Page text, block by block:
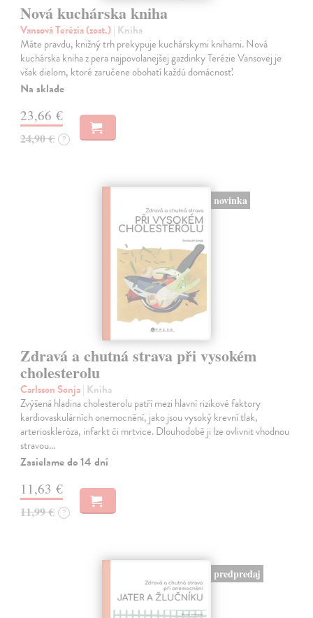
Nová kuchárska kniha
Vansová Terézia (zost.)| Kniha
Máte pravdu, knižný trh prekypuje kuchárskymi knihami. Nová
kuchárska kniha z pera najpovolanejšej gazdinky Terézie Vansovej je
však dielom, ktoré zaručene obohatí každú domácnosť.
Na sklade
23,66 €
24,90 € ?
novinka
Zdravá a chutná strava při vysokém
cholesterolu
Carlsson Sonja| Kniha
Zvýšená hladina cholesterolu patří mezi hlavní rizikové faktory
kardiovaskulárních onemocnění, jako jsou vysoký krevní tlak,
arterioskleróza, infarkt či mrtvice. Dlouhodobě ji lze ovlivnit vhodnou
stravou…
Zasielame do 14 dní
11,63 €
11,99 € ?
predpredaj